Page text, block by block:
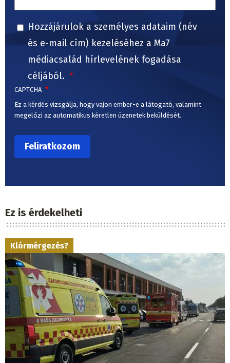
Hozzájárulok a személyes adataim (név
és e-mail cím) kezeléséhez a Ma7
médiacsalád hírlevelének fogadása
céljából.
CAPTCHA
Ez a kérdés vizsgálja, hogy vajon ember-e a látogató, valamint
megelőzi az automatikus kéretlen üzenetek beküldését.
Ez is érdekelheti
Klórmérgezés?